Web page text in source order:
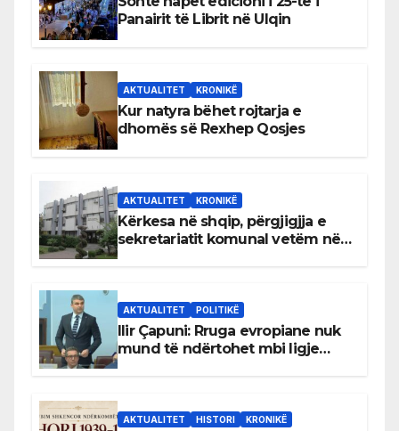
Panairit të Librit në Ulqin
AKTUALITET KRONIKË
Kur natyra bëhet rojtarja e
dhomës së Rexhep Qosjes
AKTUALITET KRONIKË
Kërkesa në shqip, përgjigjja e
sekretariatit komunal vetëm në
AKTUALITET POLITIKË
Ilir Çapuni: Rruga evropiane nuk
mund të ndërtohet mbi ligje
AKTUALITET HISTORI KRONIKË